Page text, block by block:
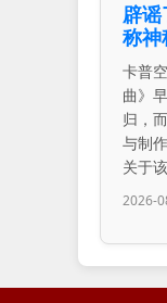
辟
称神
卡普
曲》
归，
与制
关于
2026-